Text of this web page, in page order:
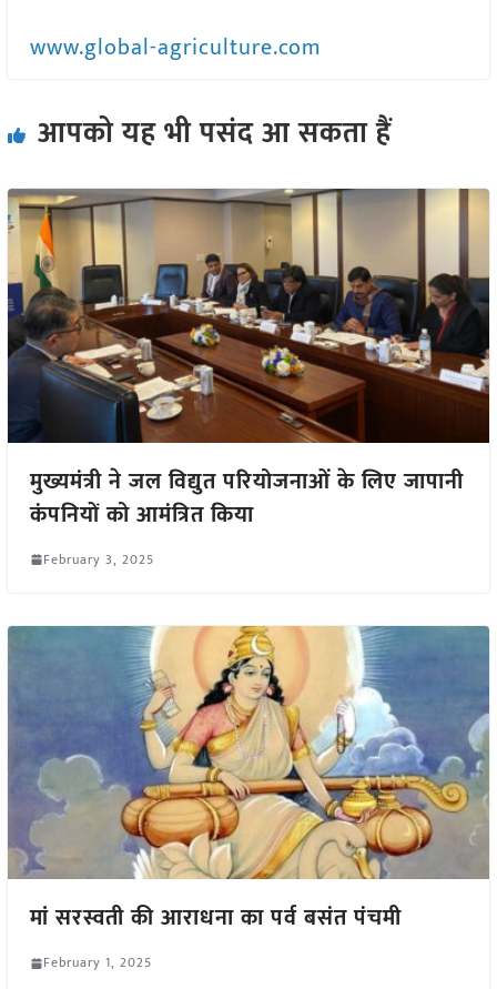
www.global-agriculture.com
आपको यह भी पसंद आ सकता हैं
मुख्यमंत्री ने जल विद्युत परियोजनाओं के लिए जापानी
कंपनियों को आमंत्रित किया
February 3, 2025
मां सरस्वती की आराधना का पर्व बसंत पंचमी
February 1, 2025